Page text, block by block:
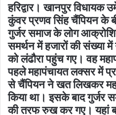
हरिद्वार। खानपुर विधायक
कुंवर प्रणव सिंह चैंपियन के
गुर्जर समाज के लोग
समर्थन में हजारों की संख्या
को लंढौरा पहुंच गए। वह
पहले महापंचायत लक्सर में
से चैंपियन ने खत लिखकर
किया था। इसके बाद गुर्जर
की तरफ रुख कर गए। यहां